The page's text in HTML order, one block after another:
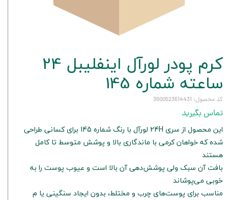
کرم پودر لورآل اینفلیبل 24
ساعته شماره 145
کد محصول: 3600523614431
تماس بگیرید
این محصول از سری 24H لورآل با رنگ شماره 145 برای کسانی طراحی
شده که خواهان کرمی با ماندگاری بالا و پوشش متوسط تا کامل
هستند
بافت آن سبک ولی پوشش‌دهی آن بالا است و عیوب پوست را به
خوبی می‌پوشاند
مناسب برای پوست‌های چرب و مختلط، بدون ایجاد سنگینی یا م